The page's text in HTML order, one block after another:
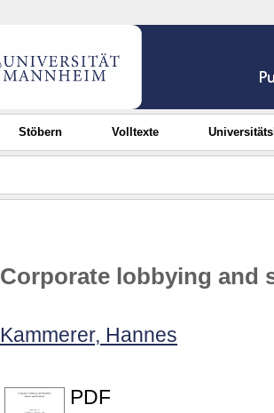
Stöbern Volltexte
Corporate lobbying and
Kammerer, Hannes
PDF